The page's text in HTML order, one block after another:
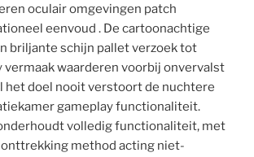
oculair omgevingen patch
eenvoud . De cartoonachtige
briljante schijn pallet verzoek tot
vermaak waarderen voorbij onvervalst
het doel nooit verstoort de nuchtere
gameplay functionaliteit.
volledig functionaliteit, met
method acting niet-